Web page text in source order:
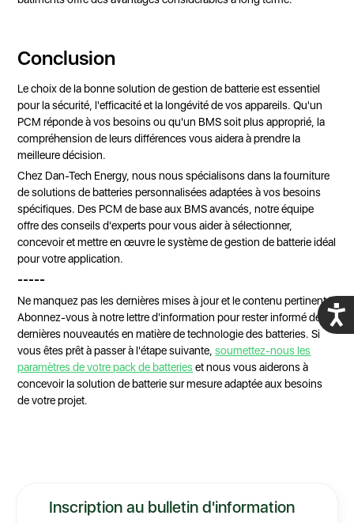
Conclusion
Le choix de la bonne solution de gestion de batterie est essentiel
pour la sécurité, l'efficacité et la longévité de vos appareils. Qu'un
PCM réponde à vos besoins ou qu'un BMS soit plus approprié, la
compréhension de leurs différences vous aidera à prendre la
meilleure décision.
Chez Dan-Tech Energy, nous nous spécialisons dans la fourniture
de solutions de batteries personnalisées adaptées à vos besoins
spécifiques. Des PCM de base aux BMS avancés, notre équipe
offre des conseils d'experts pour vous aider à sélectionner,
concevoir et mettre en œuvre le système de gestion de batterie idéal
pour votre application.
-----
Ne manquez pas les dernières mises à jour et le contenu pertinent !
Abonnez-vous à notre lettre d'information pour rester informé des
dernières nouveautés en matière de technologie des batteries. Si
vous êtes prêt à passer à l'étape suivante,soumettez-nous les
paramètres de votre pack de batterieset nous vous aiderons à
concevoir la solution de batterie sur mesure adaptée aux besoins
de votre projet.
Inscription au bulletin d'information